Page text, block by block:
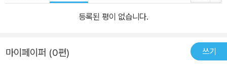
등록된 평이 없습니다.
마이페이퍼 (0편) 쓰기